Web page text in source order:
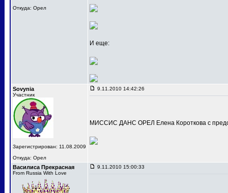
Откуда: Орел
И еще:
Sovynia
Участник
Зарегистрирован: 11.08.2009
Откуда: Орел
9.11.2010 14:42:26
МИССИС ДАНС ОРЕЛ Елена Короткова с
Василиса Прекрасная
From Russia With Love
9.11.2010 15:00:33